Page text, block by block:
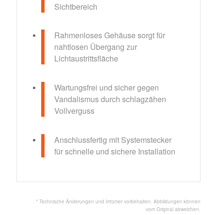
Sichtbereich
Rahmenloses Gehäuse sorgt für
nahtlosen Übergang zur
Lichtaustrittsfläche
Wartungsfrei und sicher gegen
Vandalismus durch schlagzähen
Vollverguss
Anschlussfertig mit Systemstecker
für schnelle und sichere Installation
* Technische Änderungen und Irrtümer vorbehalten. Abbildungen können
vom Original abweichen.